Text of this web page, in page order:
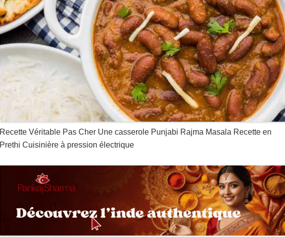
Recette Véritable Pas Cher Une casserole Punjabi Rajma Masala Recette en
Prethi Cuisinière à pression électrique